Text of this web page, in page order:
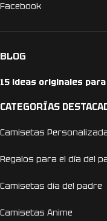
Facebook
BLOG
15 ideas originales
CATEGORÍAS
Camisetas
Regalos para el día del
Camisetas día del padre
Camisetas Anime